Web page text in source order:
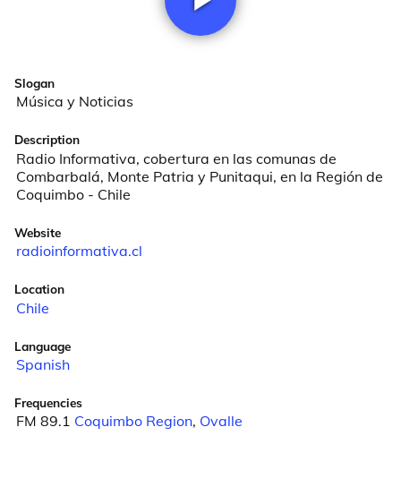
Slogan
Música y Noticias
Description
Radio Informativa, cobertura en las comunas de
Combarbalá, Monte Patria y Punitaqui, en la Región de
Coquimbo - Chile
Website
radioinformativa.cl
Location
Chile
Language
Spanish
Frequencies
FM 89.1 Coquimbo Region, Ovalle